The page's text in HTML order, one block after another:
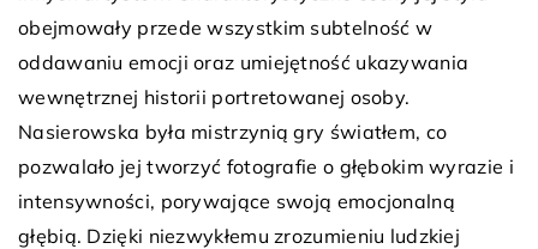
obejmowały przede wszystkim subtelność w
oddawaniu emocji oraz umiejętność ukazywania
wewnętrznej historii portretowanej osoby.
Nasierowska była mistrzynią gry światłem, co
pozwalało jej tworzyć fotografie o głębokim wyrazie i
intensywności, porywające swoją emocjonalną
głębią. Dzięki niezwykłemu zrozumieniu ludzkiej